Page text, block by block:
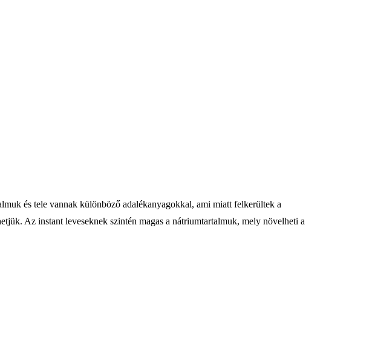
és tele vannak különböző adalékanyagokkal, ami miatt felkerültek a
Az instant leveseknek szintén magas a nátriumtartalmuk, mely növelheti a